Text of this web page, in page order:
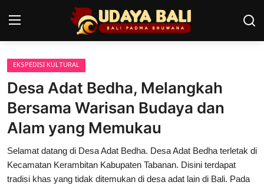
Home
Pura
Desa Adat
Tradisi
Kearifan lokal
EKSPEDISI KULTURAL
Desa Adat Bedha, Melangkah
Bersama Warisan Budaya dan
Alam yang Memukau
Selamat datang di Desa Adat Bedha. Desa Adat Bedha terletak di
Kecamatan Kerambitan Kabupaten Tabanan. Disini terdapat
tradisi khas yang tidak ditemukan di desa adat lain di Bali. Pada